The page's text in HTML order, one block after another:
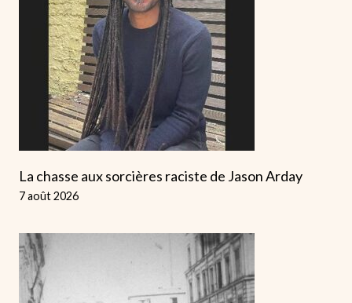
La chasse aux sorcières raciste de Jason Arday
7 août 2026